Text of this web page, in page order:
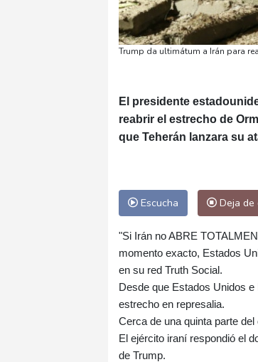
Trump da ultimátum a Irán para
El presidente
reabrir el estrecho de
que Teherán lanzara su
Escucha Deja de
"Si Irán no ABRE
momento exacto, Estados
en su red Truth Social.
Desde que Estados Unidos
estrecho en represalia.
Cerca de una quinta parte
El ejército iraní respondió el
de Trump.